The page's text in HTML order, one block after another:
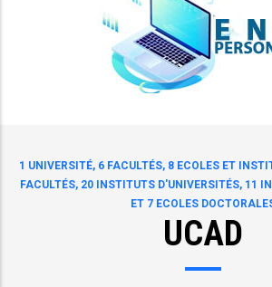
1 UNIVERSITÉ, 6 FACULTÉS, 8 ECOLES ET
FACULTÉS, 20 INSTITUTS D'UNIVERSITÉS, 11
ET 7 ECOLES
UCAD